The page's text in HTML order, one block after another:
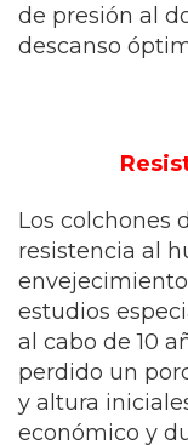
de presión al
descanso
Los colchones
resistencia al
estudios
al cabo de 10
perdido un
y altura
económico y